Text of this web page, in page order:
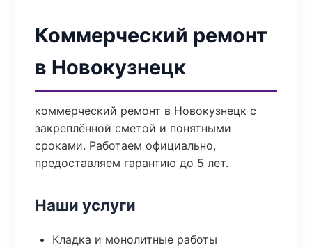
Коммерческий ремонт
в Новокузнецк
коммерческий ремонт в Новокузнецк с
закреплённой сметой и понятными
сроками. Работаем официально,
предоставляем гарантию до 5 лет.
Наши услуги
Кладка и монолитные работы